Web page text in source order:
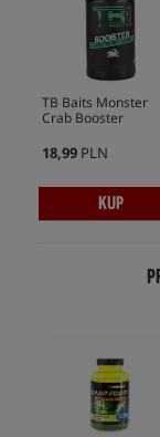
TB Baits Monster
Crab Booster
18,99 PLN
KUP